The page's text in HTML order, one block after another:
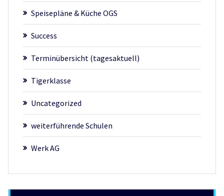
Speisepläne & Küche OGS
Success
Terminübersicht (tagesaktuell)
Tigerklasse
Uncategorized
weiterführende Schulen
Werk AG